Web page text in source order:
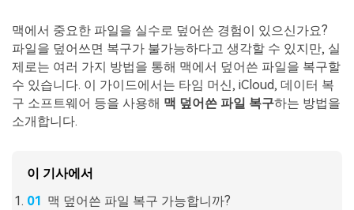
무료 체험
리커버릿 무료 버전
더 많은 솔루션 찾기
복구 솔루션
삭제된 파일 복구
데이터 손실 시나리오
search
맥에서 중요한 파일을 실수로 덮어쓴 경험이 있으신가요?
파일을 덮어쓰면 복구가 불가능하다고 생각할 수 있지만, 실
제로는 여러 가지 방법을 통해 맥에서 덮어쓴 파일을 복구할
수 있습니다. 이 가이드에서는 타임 머신, iCloud, 데이터 복
구 소프트웨어 등을 사용해 맥 덮어쓴 파일 복구하는 방법을
소개합니다.
이 기사에서
맥 덮어쓴 파일 복구 가능합니까?